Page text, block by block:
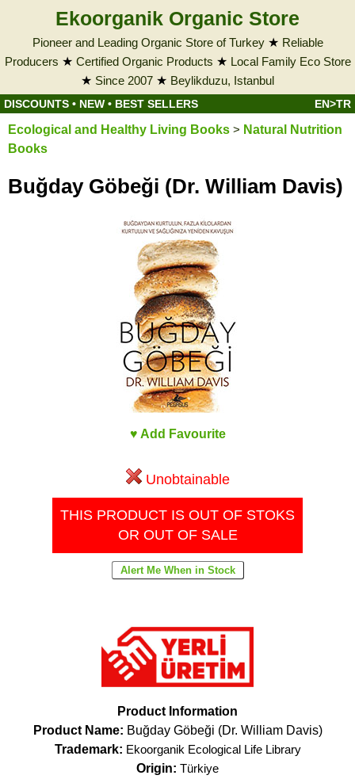
Ekoorganik Organic Store
Pioneer and Leading Organic Store of Turkey★ Reliable
Producers ★ Certified Organic Products ★ Local Family Eco Store
★ Since 2007 ★ Beylikduzu, Istanbul
DISCOUNTS • NEW • BEST SELLERS EN>TR
Ecological and Healthy Living Books > Natural Nutrition
Books
Buğday Göbeği (Dr. William Davis)
♥ Add Favourite
Unobtainable
THIS PRODUCT IS OUT OF STOKS
OR OUT OF SALE
Product Information
Product Name: Buğday Göbeği (Dr. William Davis)
Trademark: Ekoorganik Ecological Life Library
Origin: Türkiye